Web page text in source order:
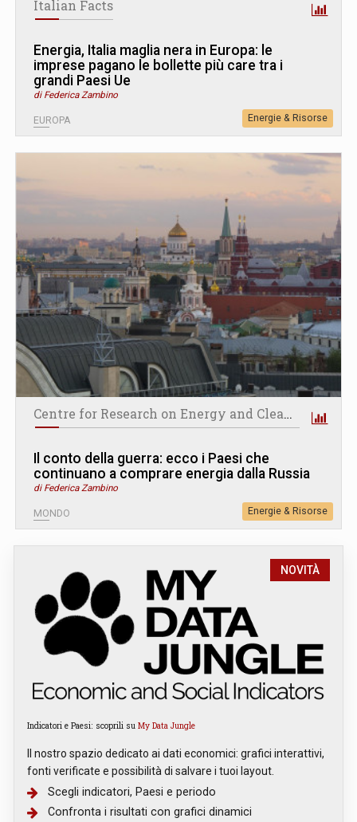
Italian Facts
Energia, Italia maglia nera in Europa: le
imprese pagano le bollette più care tra i
grandi Paesi Ue
di Federica Zambino
EUROPA Energie & Risorse
Centre for Research on Energy and Clean Air
Il conto della guerra: ecco i Paesi che
continuano a comprare energia dalla Russia
di Federica Zambino
MONDO Energie & Risorse
NOVITÀ
Indicatori e Paesi: scoprili su My Data Jungle
Il nostro spazio dedicato ai dati economici: grafici interattivi,
fonti verificate e possibilità di salvare i tuoi layout.
Scegli indicatori, Paesi e periodo
Confronta i risultati con grafici dinamici